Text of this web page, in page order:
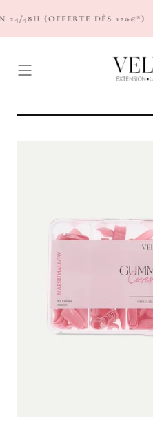
PASSER AU
CONTENU
48H (OFFERTE DÈS 120€*)